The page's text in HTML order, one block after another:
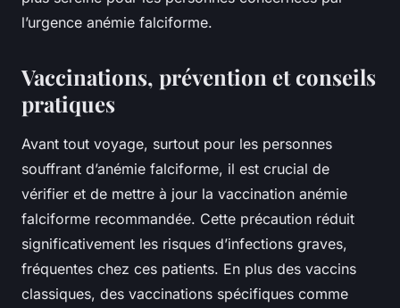
l’urgence anémie falciforme.
Vaccinations, prévention et conseils
pratiques
Avant tout voyage, surtout pour les personnes
souffrant d’anémie falciforme, il est crucial de
vérifier et de mettre à jour la vaccination anémie
falciforme recommandée. Cette précaution réduit
significativement les risques d’infections graves,
fréquentes chez ces patients. En plus des vaccins
classiques, des vaccinations spécifiques comme